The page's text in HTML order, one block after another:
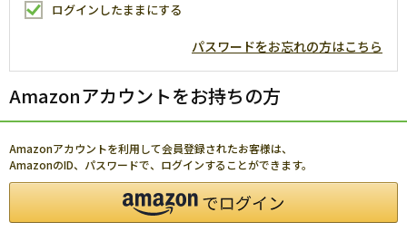
ログインしたままにする
パスワードをお忘れの方はこちら
Amazonアカウントをお持ちの方
Amazonアカウントを利用して会員登録されたお客様は、
AmazonのID、パスワードで、ログインすることができます。